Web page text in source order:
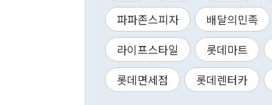
파파존스피자
배달의민족
라이프스타일
롯데마트
롯데면세점
롯데렌터카